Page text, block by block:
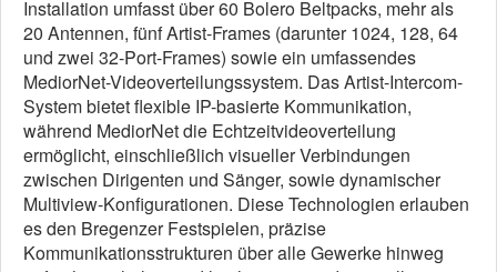
Installation umfasst über 60 Bolero Beltpacks, mehr als
20 Antennen, fünf Artist-Frames (darunter 1024, 128, 64
und zwei 32-Port-Frames) sowie ein umfassendes
MediorNet-Videoverteilungssystem. Das Artist-Intercom-
System bietet flexible IP-basierte Kommunikation,
während MediorNet die Echtzeitvideoverteilung
ermöglicht, einschließlich visueller Verbindungen
zwischen Dirigenten und Sänger, sowie dynamischer
Multiview-Konfigurationen. Diese Technologien erlauben
es den Bregenzer Festspielen, präzise
Kommunikationsstrukturen über alle Gewerke hinweg